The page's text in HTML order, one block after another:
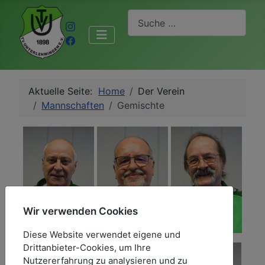
Aktuelle Seite: Home
Der Verein
Mannschaften
Gemischte
Wir verwenden Cookies
Diese Website verwendet eigene und
Drittanbieter-Cookies, um Ihre
Nutzererfahrung zu analysieren und zu